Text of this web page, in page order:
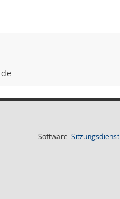
Software:Sitzungsdienst